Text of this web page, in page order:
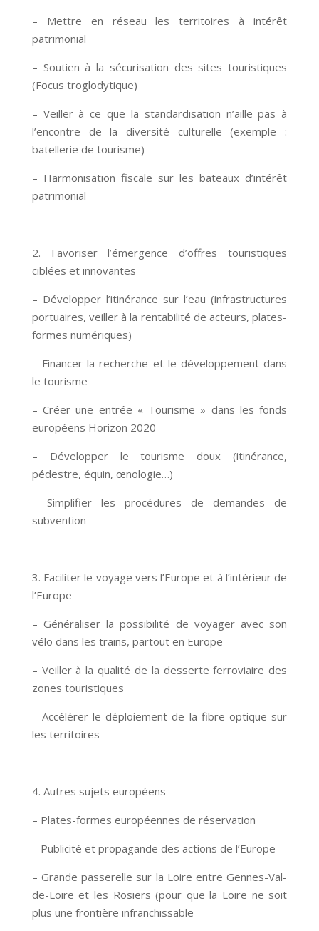
– Mettre en réseau les territoires à intérêt
patrimonial
– Soutien à la sécurisation des sites touristiques
(Focus troglodytique)
– Veiller à ce que la standardisation n’aille pas à
l’encontre de la diversité culturelle (exemple :
batellerie de tourisme)
– Harmonisation fiscale sur les bateaux d’intérêt
patrimonial
2. Favoriser l’émergence d’offres touristiques
ciblées et innovantes
– Développer l’itinérance sur l’eau (infrastructures
portuaires, veiller à la rentabilité de acteurs, plates-
formes numériques)
– Financer la recherche et le développement dans
le tourisme
– Créer une entrée « Tourisme » dans les fonds
européens Horizon 2020
– Développer le tourisme doux (itinérance,
pédestre, équin, œnologie…)
– Simplifier les procédures de demandes de
subvention
3. Faciliter le voyage vers l’Europe et à l’intérieur de
l’Europe
– Généraliser la possibilité de voyager avec son
vélo dans les trains, partout en Europe
– Veiller à la qualité de la desserte ferroviaire des
zones touristiques
– Accélérer le déploiement de la fibre optique sur
les territoires
4. Autres sujets européens
– Plates-formes européennes de réservation
– Publicité et propagande des actions de l’Europe
– Grande passerelle sur la Loire entre Gennes-Val-
de-Loire et les Rosiers (pour que la Loire ne soit
plus une frontière infranchissable